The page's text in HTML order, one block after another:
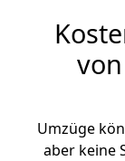
Umzüge
aber keine